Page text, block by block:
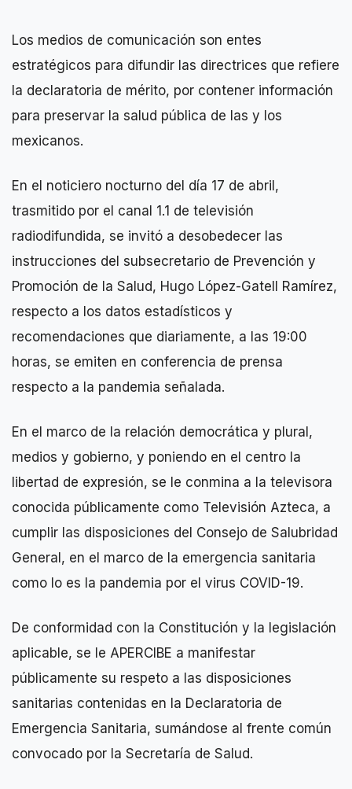
Los medios de comunicación son entes
estratégicos para difundir las directrices que refiere
la declaratoria de mérito, por contener información
para preservar la salud pública de las y los
mexicanos.
En el noticiero nocturno del día 17 de abril,
trasmitido por el canal 1.1 de televisión
radiodifundida, se invitó a desobedecer las
instrucciones del subsecretario de Prevención y
Promoción de la Salud, Hugo López-Gatell Ramírez,
respecto a los datos estadísticos y
recomendaciones que diariamente, a las 19:00
horas, se emiten en conferencia de prensa
respecto a la pandemia señalada.
En el marco de la relación democrática y plural,
medios y gobierno, y poniendo en el centro la
libertad de expresión, se le conmina a la televisora
conocida públicamente como Televisión Azteca, a
cumplir las disposiciones del Consejo de Salubridad
General, en el marco de la emergencia sanitaria
como lo es la pandemia por el virus COVID-19.
De conformidad con la Constitución y la legislación
aplicable, se le APERCIBE a manifestar
públicamente su respeto a las disposiciones
sanitarias contenidas en la Declaratoria de
Emergencia Sanitaria, sumándose al frente común
convocado por la Secretaría de Salud.